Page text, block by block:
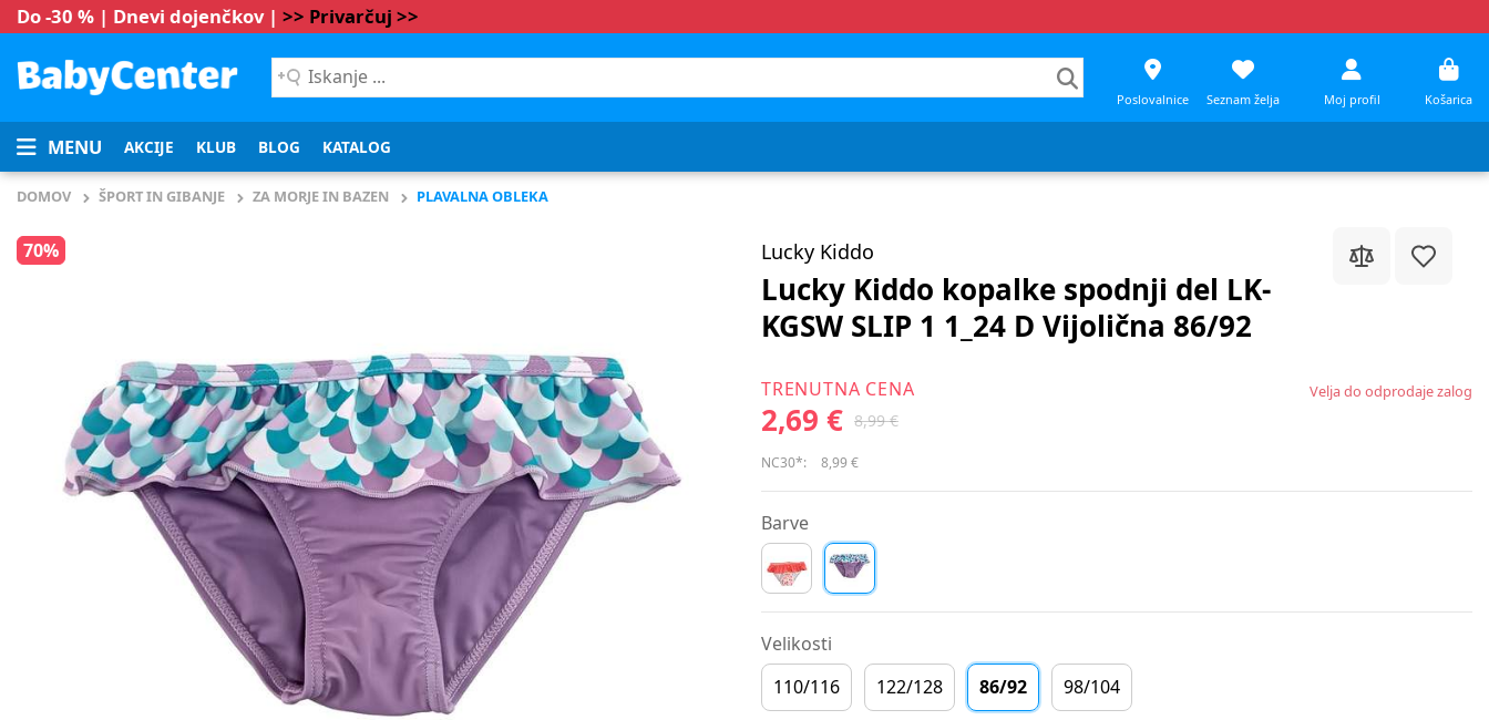
Do -30 % | Dnevi dojenčkov | >> Privarčuj >>
Iskanje
...
Poslovalnice Seznam želja Moj profil Košarica
MENU AKCIJE KLUB BLOG KATALOG
DOMOV ŠPORT IN GIBANJE ZA MORJE IN BAZEN PLAVALNA OBLEKA
70% Lucky Kiddo
Lucky Kiddo kopalke spodnji del LK-
KGSW SLIP 1 1_24 D Vijolična 86/92
TRENUTNA CENA
2,69 € 8,99 €
Velja do odprodaje zalog
NC30*: 8,99 €
Barve
Velikosti
110/116
122/128 86/92 98/104